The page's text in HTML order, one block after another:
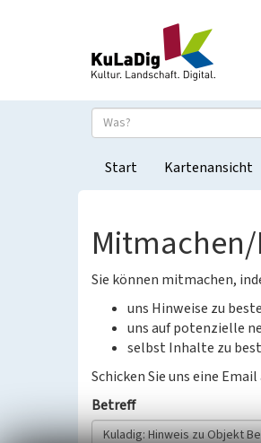
Start Kartenansicht
Sie können mitmachen,
uns Hinweise zu
uns auf potenzielle
selbst Inhalte zu
Schicken Sie uns eine Email
Betreff